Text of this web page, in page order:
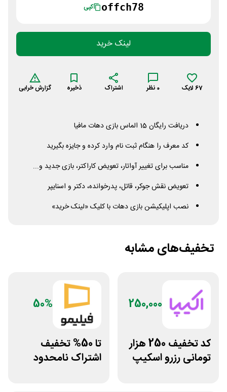
offch78 کپی
لینک خرید
67 لایک 0 نظر اشتراک ذخیره گزارش خرابی
دریافت رایگان 15 الماس بازی دهات مافیا
کد معرف را هنگام ثبت نام وارد کرده و جایزه بگیرید
مناسب برای تغییر آواتار، تعویض کاراکتر، بازی جدید و...
تعویض نقش جوکر، قاتل، پدرخوانده، دکتر و اسنایپر
نصب اپلیکیشن بازی دهات با کلیک «لینک خرید»
تخفیف‌های مشابه
250,000
کد تخفیف 250 هزار
تومانی رزرو اسکیپ
50%
تا 50% تخفیف
اشتراک نامحدود